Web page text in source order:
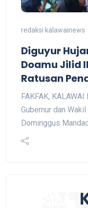
redaksi kalawainews
Diguyur
Doamu Jilid
Ratusan
FAKFAK,
Gubernur dan
Dominggus